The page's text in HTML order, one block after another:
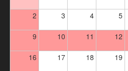
2 3 4 5
9 10 11 12
16 17 18 19